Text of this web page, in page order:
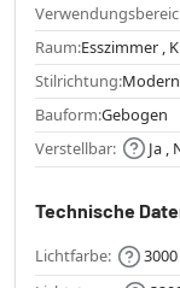
Raum:Esszimmer ,
Stilrichtung:Modern
Bauform:Gebogen
Verstellbar:
Ja ,
Technische
Lichtfarbe: